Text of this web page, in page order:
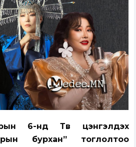
6-нд Төв цэнгэлдэх
бурхан” тоглолтоо